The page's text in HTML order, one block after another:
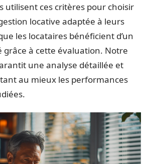
utilisent ces critères pour choisir
locative adaptée à leurs
les locataires bénéficient d’un
grâce à cette évaluation. Notre
une analyse détaillée et
au mieux les performances